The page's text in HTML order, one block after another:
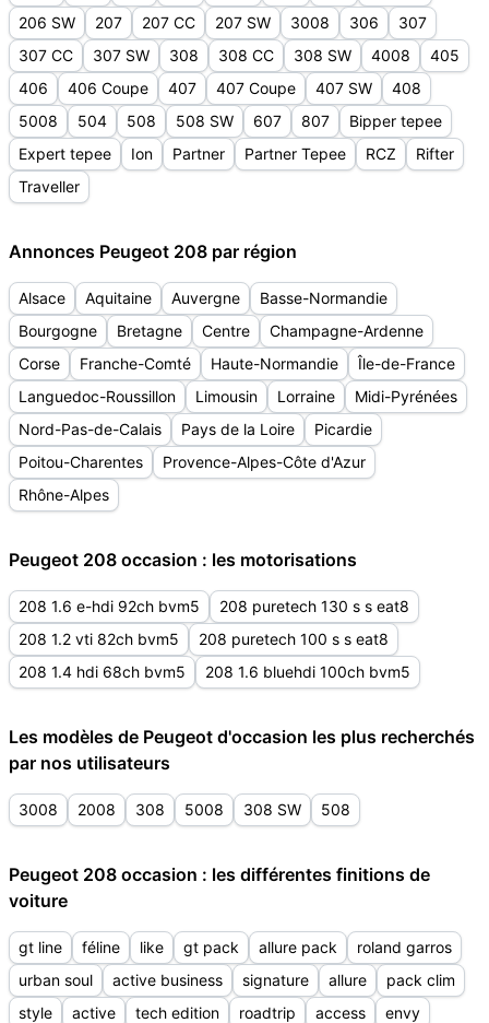
206 SW
207 207 CC 207 SW 3008 306
307
307 CC
307 SW 308 308 CC 308 SW 4008
405
406
406 Coupe 407 407 Coupe 407 SW
408
5008
504 508 508 SW 607 807
Bipper tepee
Expert tepee
Ion Partner Partner Tepee RCZ
Rifter
Traveller
Annonces Peugeot 208 par région
Alsace Aquitaine Auvergne
Basse-Normandie
Bourgogne
Bretagne Centre
Champagne-Ardenne
Corse
Franche-Comté Haute-Normandie
Île-de-France
Languedoc-Roussillon
Limousin Lorraine
Midi-Pyrénées
Nord-Pas-de-Calais
Pays de la Loire
Picardie
Poitou-Charentes
Provence-Alpes-Côte d'Azur
Rhône-Alpes
Peugeot 208 occasion : les motorisations
208 1.6 e-hdi 92ch bvm5
208 puretech 130 s s eat8
208 1.2 vti 82ch bvm5
208 puretech 100 s s eat8
208 1.4 hdi 68ch bvm5
208 1.6 bluehdi 100ch bvm5
Les modèles de Peugeot d'occasion les plus recherchés
par nos utilisateurs
3008 2008 308 5008 308 SW 508
Peugeot 208 occasion : les différentes finitions de
voiture
gt line féline like gt pack allure pack
roland garros
urban soul
active business signature allure
pack clim
style
active tech edition roadtrip access
envy